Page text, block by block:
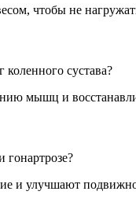
чтобы не
сустава?
мышц и
и улучшают